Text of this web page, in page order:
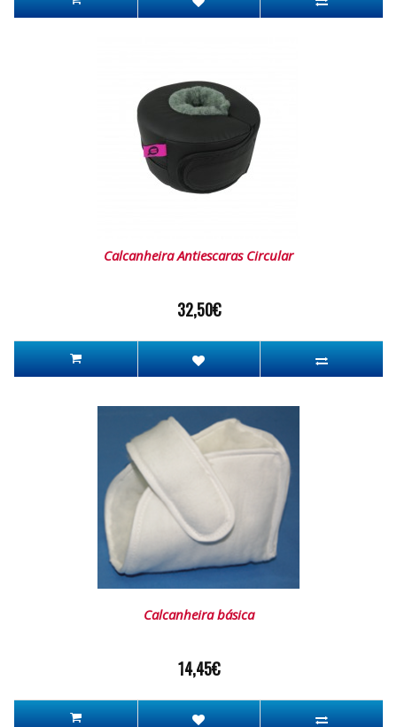
Calcanheira Antiescaras Circular
32,50€
Calcanheira básica
14,45€